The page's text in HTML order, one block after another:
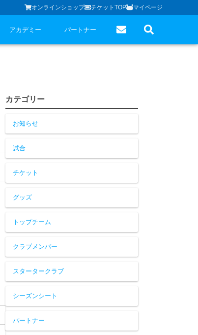
オンラインショップ チケットTOP マイページ
アカデミー パートナー
カテゴリー
お知らせ
試合
チケット
グッズ
トップチーム
クラブメンバー
スタータークラブ
シーズンシート
パートナー